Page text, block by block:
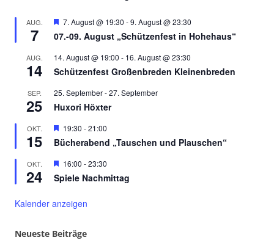
AUG.
7
Hervorgehoben
7. August @ 19:30 -9. August @ 23:30
07.-09. August „Schützenfest in Hohehaus“
AUG.
14
14. August @ 19:00 - 16. August @ 23:30
Schützenfest Großenbreden Kleinenbreden
SEP.
25
25. September-27. September
Huxori Höxter
OKT.
15
Hervorgehoben
19:30 -21:00
Bücherabend „Tauschen und Plauschen“
OKT.
24
Hervorgehoben
16:00 -23:30
Spiele Nachmittag
Kalender anzeigen
Neueste Beiträge